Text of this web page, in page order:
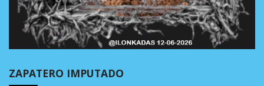
ZAPATERO IMPUTADO